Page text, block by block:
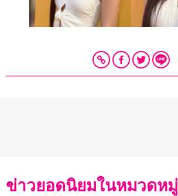
ข่าวยอดนิยมในหมวดหมู่